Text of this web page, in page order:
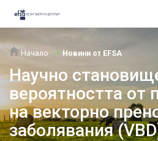
Начало Новини от EFSA
Научно
вероятността от
на векторно
заболявания